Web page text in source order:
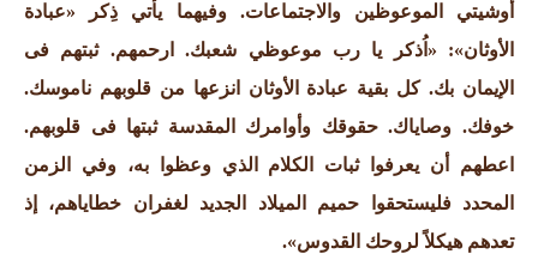
أوشيتي الموعوظين والاجتماعات. وفيهما يأتي ذِكر «عبادة
الأوثان»: «اُذكر يا رب موعوظي شعبك. ارحمهم. ثبتهم فى
الإيمان بك.كل بقية عبادة الأوثان انزعها من قلوبهمناموسك.
خوفك. وصاياك. حقوقك وأوامرك المقدسة ثبتها فى قلوبهم.
اعطهم أن يعرفوا ثبات الكلام الذي وعظوا به، وفي الزمن
المحدد فليستحقوا حميم الميلاد الجديد لغفران خطاياهم، إذ
تعدهم هيكلاً لروحك القدوس».